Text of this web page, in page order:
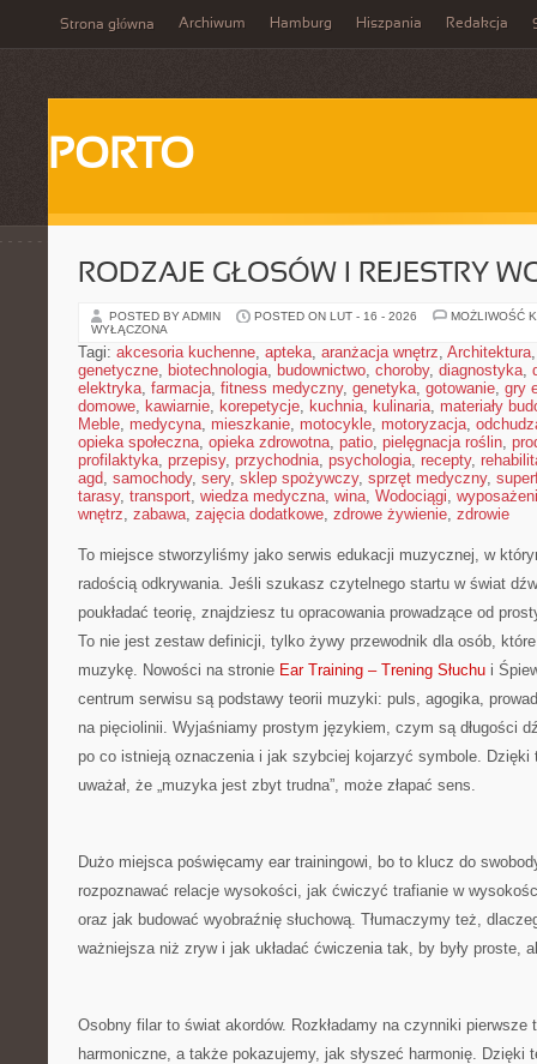
Strona główna Archiwum Hamburg Hiszpania Redakcja
PORTO
RODZAJE GŁOSÓW I REJESTRY
POSTED BY ADMIN POSTED ON LUT - 16 - 2026
MOŻLIWOŚĆ
WYŁĄCZONA
Tagi: akcesoria kuchenne, apteka, aranżacja wnętrz, Architektura
genetyczne, biotechnologia, budownictwo, choroby, diagnostyka,
elektryka, farmacja, fitness medyczny, genetyka, gotowanie, gry
domowe, kawiarnie, korepetycje, kuchnia, kulinaria, materiały
Meble, medycyna, mieszkanie, motocykle, motoryzacja,
opieka społeczna, opieka zdrowotna, patio, pielęgnacja roślin,
profilaktyka, przepisy, przychodnia, psychologia, recepty,
agd, samochody, sery, sklep spożywczy, sprzęt medyczny,
tarasy, transport, wiedza medyczna, wina, Wodociągi,
wnętrz, zabawa, zajęcia dodatkowe, zdrowe żywienie, zdrowie
To miejsce stworzyliśmy jako serwis edukacji muzycznej, w
radością odkrywania. Jeśli szukasz czytelnego startu w świat
poukładać teorię, znajdziesz tu opracowania prowadzące od
To nie jest zestaw definicji, tylko żywy przewodnik dla osób,
muzykę. Nowości na stronie Ear Training – Trening Słuchu i
centrum serwisu są podstawy teorii muzyki: puls, agogika,
na pięciolinii. Wyjaśniamy prostym językiem, czym są długości
po co istnieją oznaczenia i jak szybciej kojarzyć symbole. Dzięki
uważał, że „muzyka jest zbyt trudna”, może złapać sens.
Dużo miejsca poświęcamy ear trainingowi, bo to klucz do
rozpoznawać relacje wysokości, jak ćwiczyć trafianie w
oraz jak budować wyobraźnię słuchową. Tłumaczymy też,
ważniejsza niż zryw i jak układać ćwiczenia tak, by były proste,
Osobny filar to świat akordów. Rozkładamy na czynniki pierwsze
harmoniczne, a także pokazujemy, jak słyszeć harmonię. Dzięki